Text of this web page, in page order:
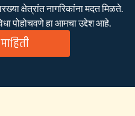
क्षेत्रांत नागरिकांना मदत मिळते.
पोहोचवणे हा आमचा उद्देश आहे.